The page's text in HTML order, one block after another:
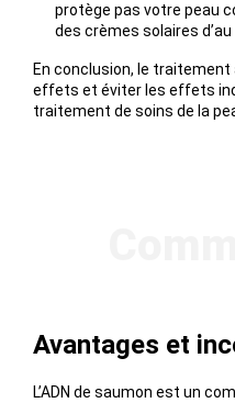
protège pas votre peau
des crèmes solaires
En conclusion, le traitement
effets et éviter les effets
traitement de soins de la
Avantages et
L’ADN de saumon est un